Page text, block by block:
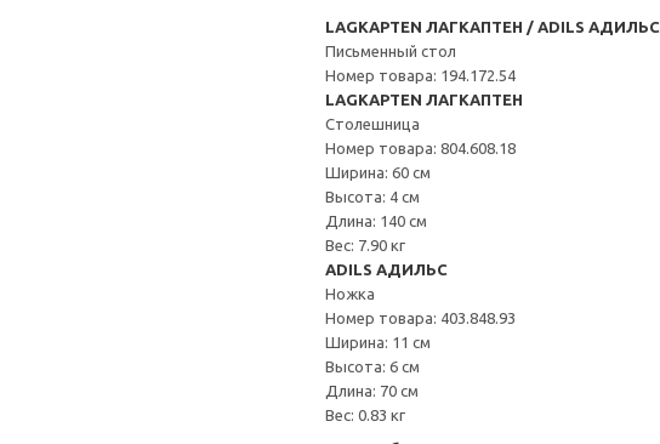
LAGKAPTEN ЛАГКАПТЕН / ADILS АДИЛЬС
Письменный стол
Номер товара: 194.172.54
LAGKAPTEN ЛАГКАПТЕН
Столешница
Номер товара: 804.608.18
Ширина: 60 см
Высота: 4 см
Длина: 140 см
Вес: 7.90 кг
ADILS АДИЛЬС
Ножка
Номер товара: 403.848.93
Ширина: 11 см
Высота: 6 см
Длина: 70 см
Вес: 0.83 кг